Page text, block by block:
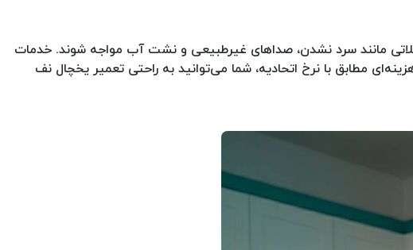
مانند سرد نشدن، صداهای غیرطبیعی و نشت آب مواجه شوند. خدمات
تخصصی و در محل ارائه می‌شود تا عیب‌یابی شفاف و دقیقی انجام گیرد. با گارانتی کتبی ۹۰ روزه و هزینه‌ای مطابق با نرخ اتحادیه، شما می‌توانید به راحتی تعمیر یخچال نف